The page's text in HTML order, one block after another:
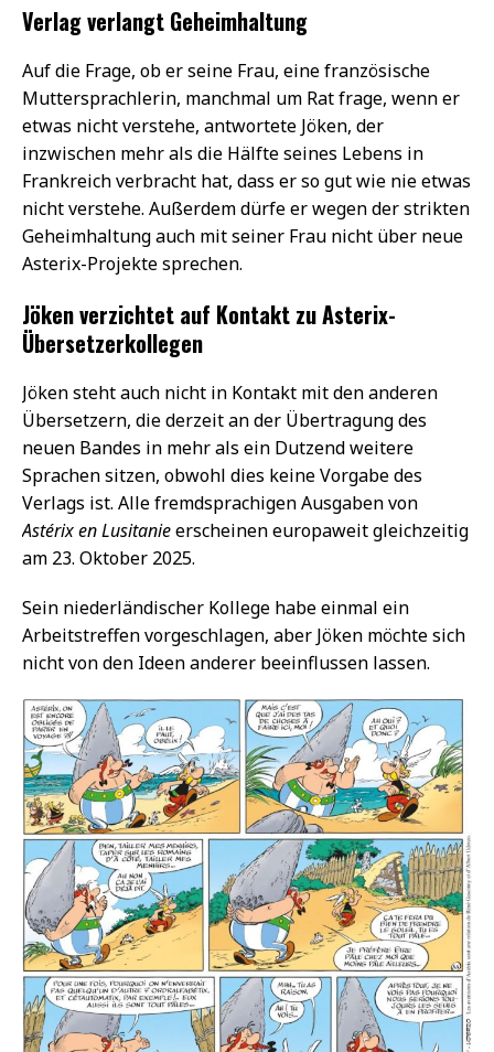
Verlag verlangt Geheimhaltung
Auf die Frage, ob er seine Frau, eine französische
Muttersprachlerin, manchmal um Rat frage, wenn er
etwas nicht verstehe, antwortete Jöken, der
inzwischen mehr als die Hälfte seines Lebens in
Frankreich verbracht hat, dass er so gut wie nie etwas
nicht verstehe. Außerdem dürfe er wegen der strikten
Geheimhaltung auch mit seiner Frau nicht über neue
Asterix-Projekte sprechen.
Jöken verzichtet auf Kontakt zu Asterix-
Übersetzerkollegen
Jöken steht auch nicht in Kontakt mit den anderen
Übersetzern, die derzeit an der Übertragung des
neuen Bandes in mehr als ein Dutzend weitere
Sprachen sitzen, obwohl dies keine Vorgabe des
Verlags ist. Alle fremdsprachigen Ausgaben von
Astérix en Lusitanieerscheinen europaweit gleichzeitig
am 23. Oktober 2025.
Sein niederländischer Kollege habe einmal ein
Arbeitstreffen vorgeschlagen, aber Jöken möchte sich
nicht von den Ideen anderer beeinflussen lassen.